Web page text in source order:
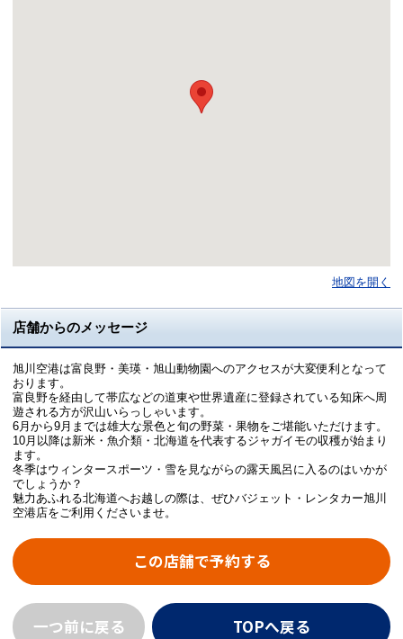
地図を開く
店舗からのメッセージ
旭川空港は富良野・美瑛・旭山動物園へのアクセスが大変便利となって
おります。
富良野を経由して帯広などの道東や世界遺産に登録されている知床へ周
遊される方が沢山いらっしゃいます。
6月から9月までは雄大な景色と旬の野菜・果物をご堪能いただけます。
10月以降は新米・魚介類・北海道を代表するジャガイモの収穫が始まり
ます。
冬季はウィンタースポーツ・雪を見ながらの露天風呂に入るのはいかが
でしょうか？
魅力あふれる北海道へお越しの際は、ぜひバジェット・レンタカー旭川
空港店をご利用くださいませ。
この店舗で予約する
一つ前に戻る TOPへ戻る